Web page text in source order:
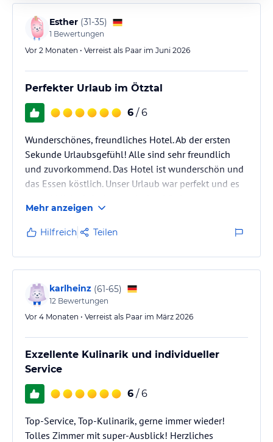
Esther (31-35)
1 Bewertungen
Vor 2 Monaten • Verreist als Paar im Juni 2026
Perfekter Urlaub im Ötztal
6 / 6
Wunderschönes, freundliches Hotel. Ab der ersten
Sekunde Urlaubsgefühl! Alle sind sehr freundlich
und zuvorkommend. Das Hotel ist wunderschön und
das Essen köstlich. Unser Urlaub war perfekt und es
Mehr anzeigen
Hilfreich Teilen
karlheinz (61-65)
12 Bewertungen
Vor 4 Monaten • Verreist als Paar im März 2026
Exzellente Kulinarik und individueller
Service
6 / 6
Top-Service, Top-Kulinarik, gerne immer wieder!
Tolles Zimmer mit super-Ausblick! Herzliches